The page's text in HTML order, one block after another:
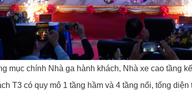
mục chính Nhà ga hành khách, Nhà xe cao tầng
T3 có quy mô 1 tầng hầm và 4 tầng nổi, tổng